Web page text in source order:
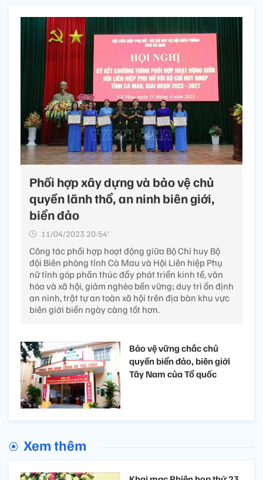
Phối hợp xây dựng và bảo vệ chủ
quyền lãnh thổ, an ninh biên giới,
biển đảo
11/04/2023 20:54’
Công tác phối hợp hoạt động giữa Bộ Chỉ huy Bộ
đội Biên phòng tỉnh Cà Mau và Hội Liên hiệp Phụ
nữ tỉnh góp phần thúc đẩy phát triển kinh tế, văn
hóa và xã hội, giảm nghèo bền vững; duy trì ổn định
an ninh, trật tự an toàn xã hội trên địa bàn khu vực
biên giới biển ngày càng tốt hơn.
Bảo vệ vững chắc chủ
quyền biển đảo, biên giới
Tây Nam của Tổ quốc
Xem thêm